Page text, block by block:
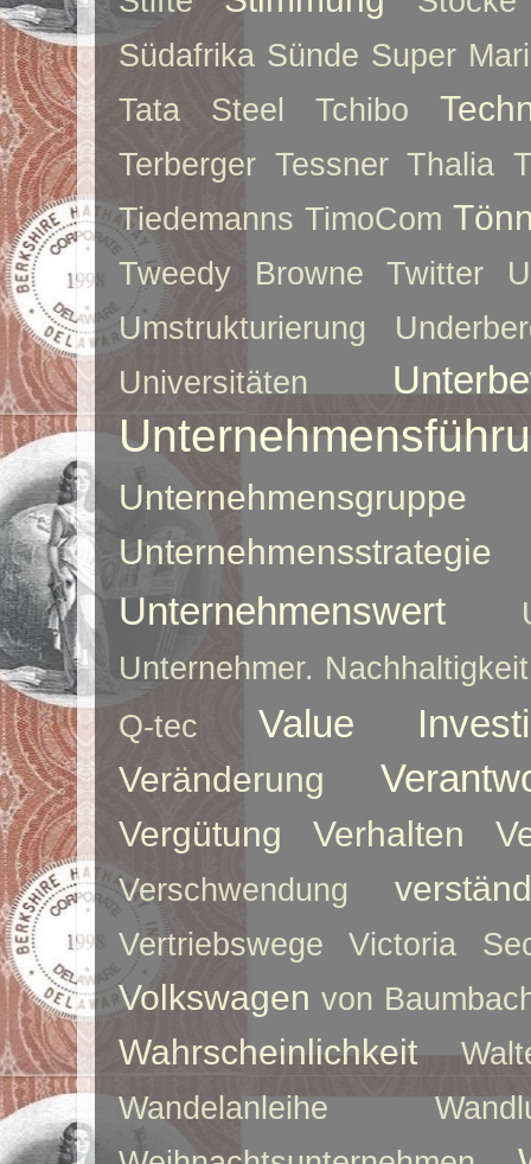
Südafrika Sünde Super
Tata Steel
Tchibo
Terberger Tessner Thalia
Tiedemanns TimoCom
Tweedy Browne Twitter
Umstrukturierung
Universitäten
Unternehmensgruppe
Unternehmensstrategie
Unternehmenswert
Unternehmer. Nachhaltigkeit
Q-tec
Value
Veränderung
Vergütung Verhalten
Verschwendung
Vertriebswege Victoria
Volkswagen von
Wahrscheinlichkeit
Wandelanleihe